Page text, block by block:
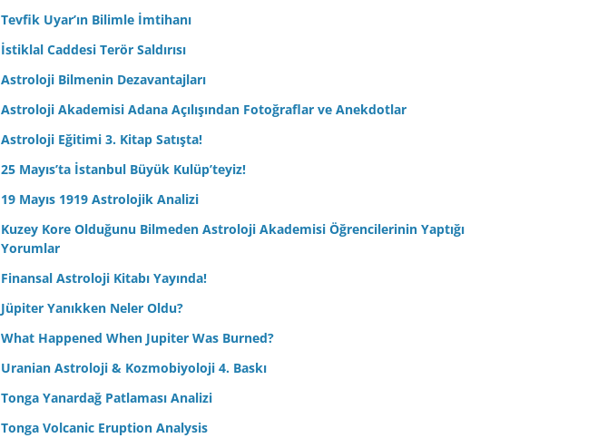
Tevfik Uyar’ın Bilimle İmtihanı
İstiklal Caddesi Terör Saldırısı
Astroloji Bilmenin Dezavantajları
Astroloji Akademisi Adana Açılışından Fotoğraflar ve Anekdotlar
Astroloji Eğitimi 3. Kitap Satışta!
25 Mayıs’ta İstanbul Büyük Kulüp’teyiz!
19 Mayıs 1919 Astrolojik Analizi
Kuzey Kore Olduğunu Bilmeden Astroloji Akademisi Öğrencilerinin Yaptığı
Yorumlar
Finansal Astroloji Kitabı Yayında!
Jüpiter Yanıkken Neler Oldu?
What Happened When Jupiter Was Burned?
Uranian Astroloji & Kozmobiyoloji 4. Baskı
Tonga Yanardağ Patlaması Analizi
Tonga Volcanic Eruption Analysis